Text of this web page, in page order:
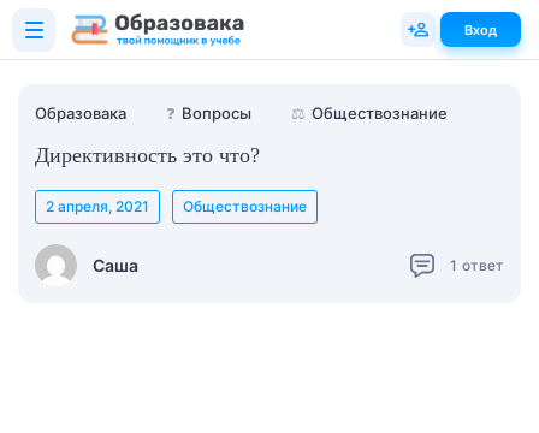
Образовака ❓ Вопросы ⚖️ Обществознание
Директивность это что?
Саша
2 апреля, 2021 Обществознание
1 ответ
Вход